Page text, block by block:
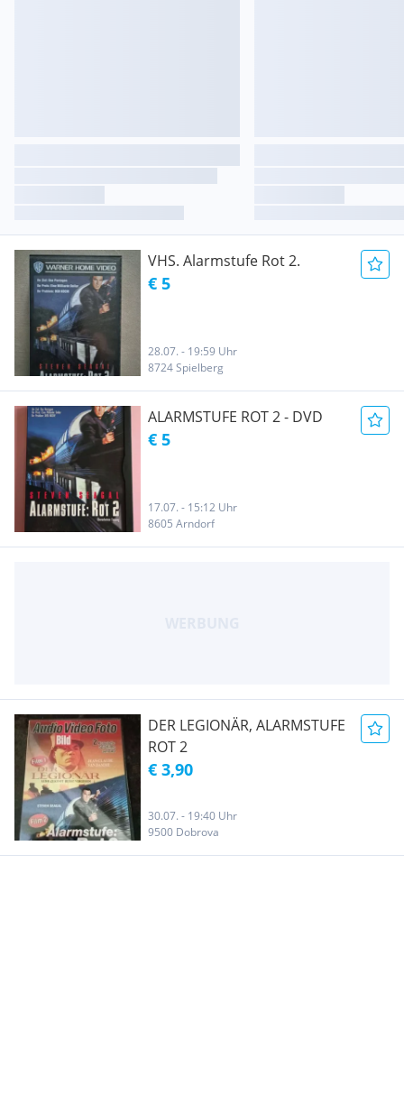
VHS. Alarmstufe Rot 2.
€ 5
28.07. - 19:59 Uhr
8724 Spielberg
ALARMSTUFE ROT 2 - DVD
€ 5
17.07. - 15:12 Uhr
8605 Arndorf
DER LEGIONÄR, ALARMSTUFE
ROT 2
€ 3,90
30.07. - 19:40 Uhr
9500 Dobrova